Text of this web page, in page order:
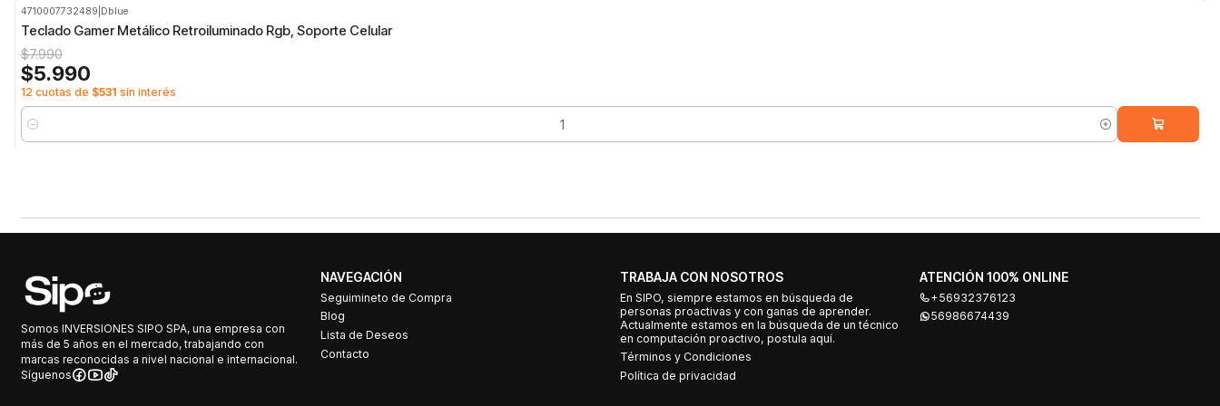
4710007732489 Dblue
Teclado Gamer Metálico Retroiluminado Rgb, Soporte Celular
$7.990
$5.990
12 cuotas de $531 sin interés
Cantidad
Somos INVERSIONES SIPO SPA, una empresa con
más de 5 años en el mercado, trabajando con
marcas reconocidas a nivel nacional e internacional.
Síguenos
NAVEGACIÓN
Seguimineto de Compra
Blog
Lista de Deseos
Contacto
TRABAJA CON NOSOTROS
En SIPO, siempre estamos en búsqueda de
personas proactivas y con ganas de aprender.
Actualmente estamos en la búsqueda de un técnico
en computación proactivo, postula aquí.
Términos y Condiciones
Política de privacidad
ATENCIÓN 100% ONLINE
+56932376123
56986674439